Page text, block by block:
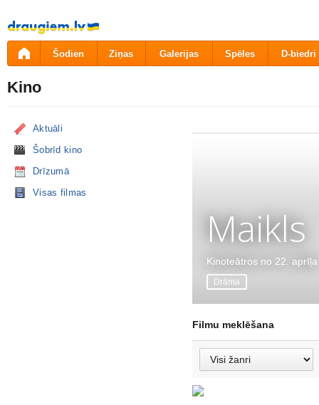
Pāriet
uz
saturu
Šodien Ziņas Galerijas Spēles D-biedri
Kino
Aktuāli
Šobrīd kino
Drīzumā
Visas filmas
Maikls
Kinoteātros no 22. aprīļa
Drāma
Filmu meklēšana